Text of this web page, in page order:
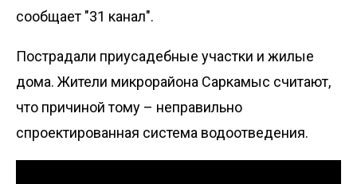
сообщает "31 канал".
Пострадали приусадебные участки и жилые
дома. Жители микрорайона Саркамыс считают,
что причиной тому – неправильно
спроектированная система водоотведения.